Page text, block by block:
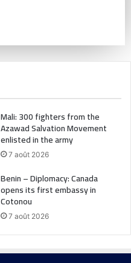
Mali: 300 fighters from the
Azawad Salvation Movement
enlisted in the army
7 août 2026
Benin – Diplomacy: Canada
opens its first embassy in
Cotonou
7 août 2026